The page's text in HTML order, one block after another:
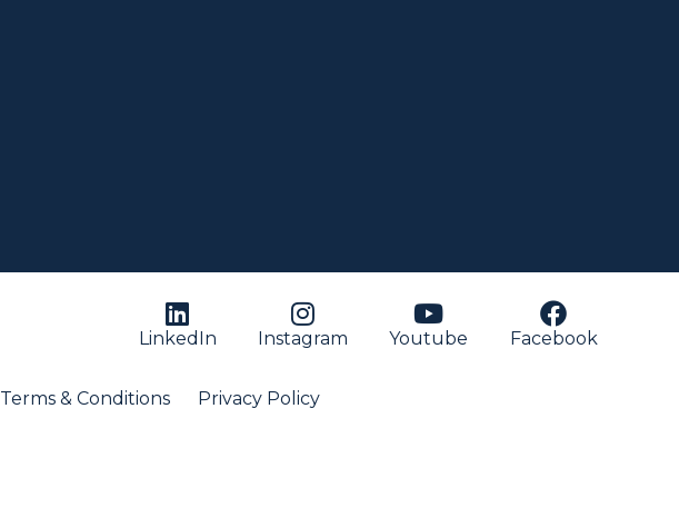
LinkedIn Instagram Youtube Facebook
Terms & Conditions Privacy Policy